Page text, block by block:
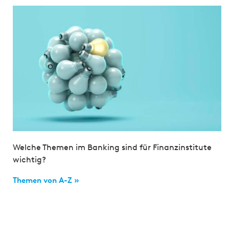
Welche Themen im Banking sind für Finanzinstitute
wichtig?
Themen von A-Z »